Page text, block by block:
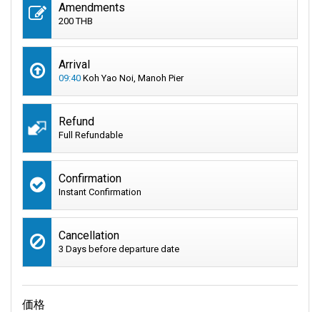
Amendments
200 THB
Arrival
09:40 Koh Yao Noi, Manoh Pier
Refund
Full Refundable
Confirmation
Instant Confirmation
Cancellation
3 Days before departure date
価格